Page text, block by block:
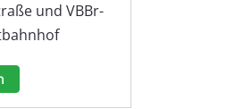
und VBBr-